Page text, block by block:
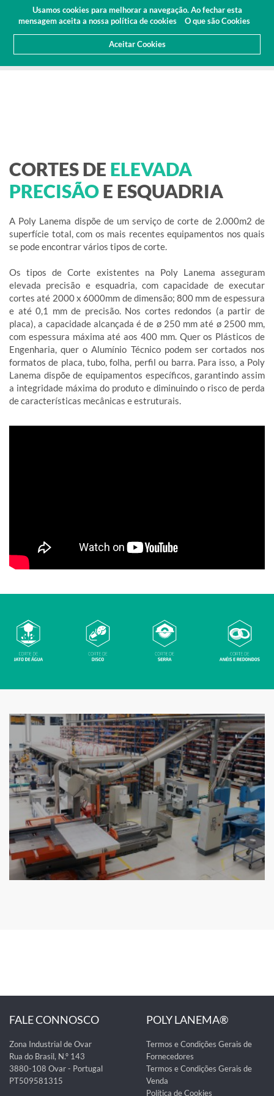
Usamos cookies para melhorar a navegação. Ao fechar esta
mensagem aceita a nossa política de cookies
O que são Cookies
Aceitar Cookies
Área Cliente
Orçamento(0)
CORTES DE ELEVADA
PRECISÃOE ESQUADRIA
A Poly Lanema dispõe de um serviço de corte de 2.000m2 de
superfície total, com os mais recentes equipamentos nos quais
se pode encontrar vários tipos de corte.
Os tipos de Corte existentes na Poly Lanema asseguram
elevada precisão e esquadria, com capacidade de executar
cortes até 2000 x 6000mm de dimensão; 800 mm de espessura
e até 0,1 mm de precisão. Nos cortes redondos (a partir de
placa), a capacidade alcançada é de ø 250 mm até ø 2500 mm,
com espessura máxima até aos 400 mm. Quer os Plásticos de
Engenharia, quer o Alumínio Técnico podem ser cortados nos
formatos de placa, tubo, folha, perfil ou barra. Para isso, a Poly
Lanema dispõe de equipamentos específicos, garantindo assim
a integridade máxima do produto e diminuindo o risco de perda
de características mecânicas e estruturais.
FALE CONNOSCO
Zona Industrial de Ovar
Rua do Brasil, N.º 143
3880-108 Ovar - Portugal
PT509581315
POLY LANEMA®
Termos e Condições Gerais de
Fornecedores
Termos e Condições Gerais de
Venda
Política de Cookies